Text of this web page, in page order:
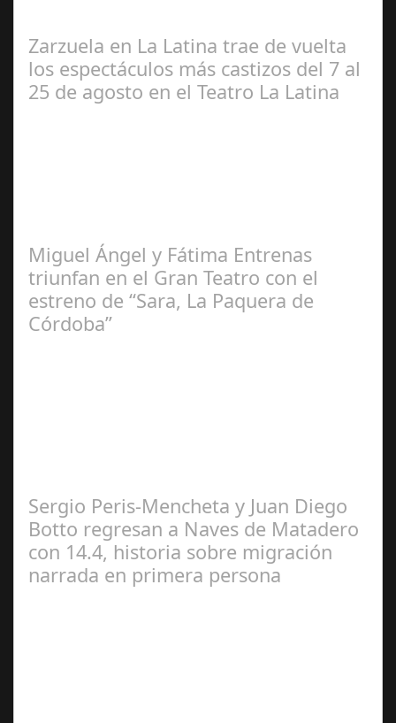
Zarzuela en La Latina trae de vuelta
los espectáculos más castizos del 7 al
25 de agosto en el Teatro La Latina
Miguel Ángel y Fátima Entrenas
triunfan en el Gran Teatro con el
estreno de “Sara, La Paquera de
Córdoba”
Sergio Peris-Mencheta y Juan Diego
Botto regresan a Naves de Matadero
con 14.4, historia sobre migración
narrada en primera persona